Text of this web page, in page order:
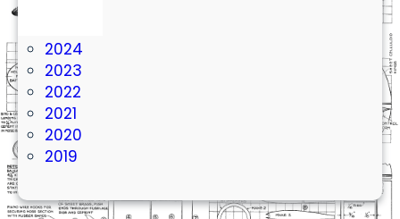
2024
2023
2022
2021
2020
2019